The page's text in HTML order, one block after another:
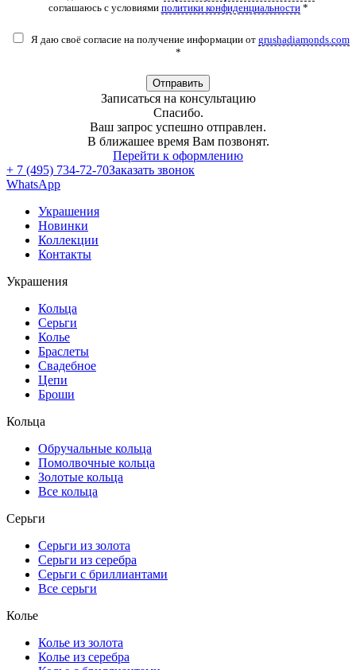
соглашаюсь с условиями политики конфиденциальности*
Я даю своё согласие на получение информации от grushadiamonds.com
*
Отправить
Записаться на консультацию
Спасибо.
Ваш запрос успешно отправлен.
В ближашее время Вам позвонят.
Перейти к оформлению
+ 7 (495) 734-72-70Заказать звонок
WhatsApp
Украшения
Новинки
Коллекции
Контакты
Украшения
Кольца
Серьги
Колье
Браслеты
Свадебное
Цепи
Броши
Кольца
Обручальные кольца
Помолвочные кольца
Золотые кольца
Все кольца
Серьги
Серьги из золота
Серьги из серебра
Серьги с бриллиантами
Все серьги
Колье
Колье из золота
Колье из серебра